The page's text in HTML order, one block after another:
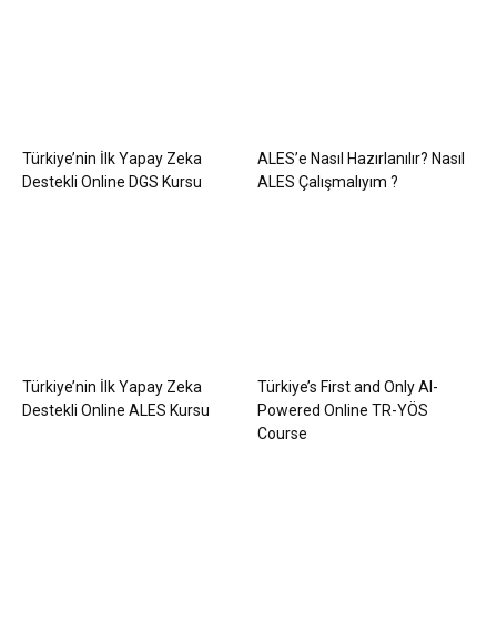
Türkiye’nin İlk Yapay Zeka
Destekli Online DGS Kursu
ALES’e Nasıl Hazırlanılır? Nasıl
ALES Çalışmalıyım ?
Türkiye’nin İlk Yapay Zeka
Destekli Online ALES Kursu
Türkiye’s First and Only AI-
Powered Online TR-YÖS
Course